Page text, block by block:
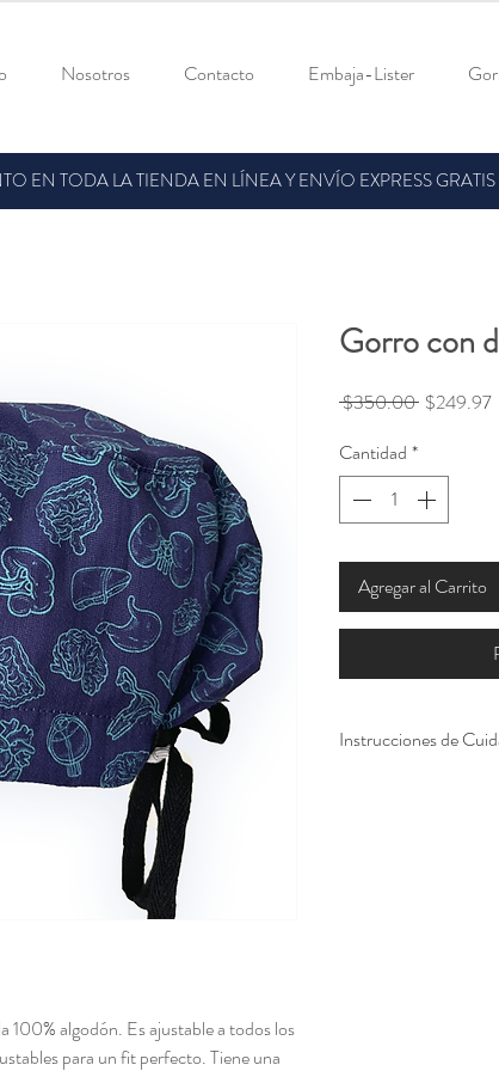
Nosotros Contacto Embaja-Lister
algodón. Es ajustable a todos los
para un fit perfecto. Tiene una
Gorro con
$350.00 Precio
$249.97
Cantidad *
Agregar al Carrito
Instrucciones de
EN TODA LA TIENDA EN LÍNEA Y ENVÍO EXPRESS